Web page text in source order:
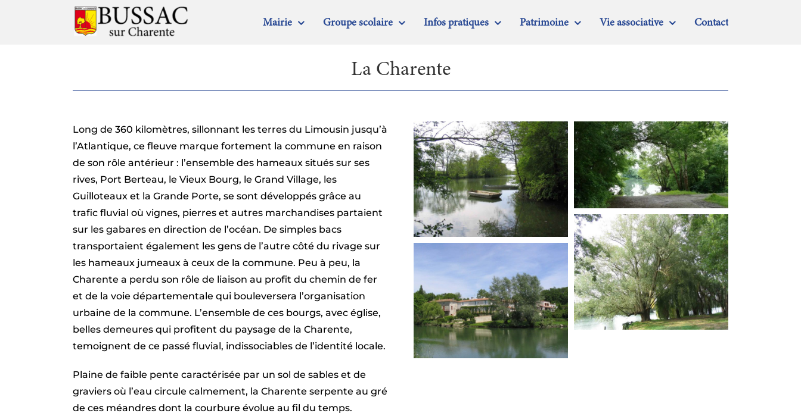
Mairie Groupe scolaire Infos pratiques Patrimoine Vie associative Contact
La Charente
Long de 360 kilomètres, sillonnant les terres du Limousin jusqu’à
l’Atlantique, ce fleuve marque fortement la commune en raison
de son rôle antérieur : l’ensemble des hameaux situés sur ses
rives, Port Berteau, le Vieux Bourg, le Grand Village, les
Guilloteaux et la Grande Porte, se sont développés grâce au
trafic fluvial où vignes, pierres et autres marchandises partaient
sur les gabares en direction de l’océan. De simples bacs
transportaient également les gens de l’autre côté du rivage sur
les hameaux jumeaux à ceux de la commune. Peu à peu, la
Charente a perdu son rôle de liaison au profit du chemin de fer
et de la voie départementale qui bouleversera l’organisation
urbaine de la commune. L’ensemble de ces bourgs, avec église,
belles demeures qui profitent du paysage de la Charente,
temoignent de ce passé fluvial, indissociables de l’identité locale.
Plaine de faible pente caractérisée par un sol de sables et de
graviers où l’eau circule calmement, la Charente serpente au gré
de ces méandres dont la courbure évolue au fil du temps.